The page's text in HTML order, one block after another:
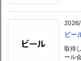
ビー
取得
ール